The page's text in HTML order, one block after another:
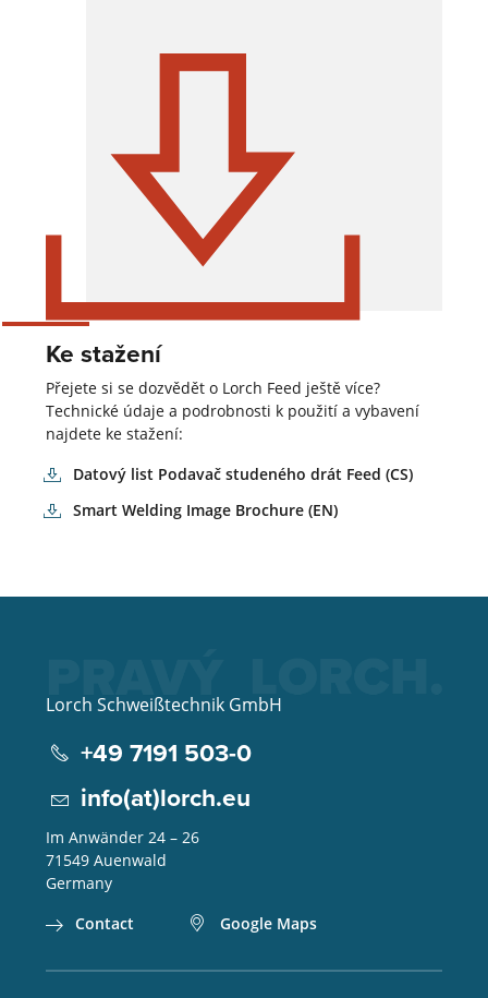
Ke stažení
Přejete si se dozvědět o Lorch Feed ještě více?
Technické údaje a podrobnosti k použití a vybavení
najdete ke stažení:
Datový list Podavač studeného drát Feed (CS)
Smart Welding Image Brochure (EN)
Lorch Schweißtechnik GmbH
+49 7191 503-0
info(at)lorch.eu
Im Anwänder 24 – 26
71549 Auenwald
Germany
Contact
Google Maps